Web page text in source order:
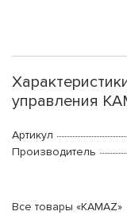
управления
Артикул
Производитель
Все товары «KAMAZ»